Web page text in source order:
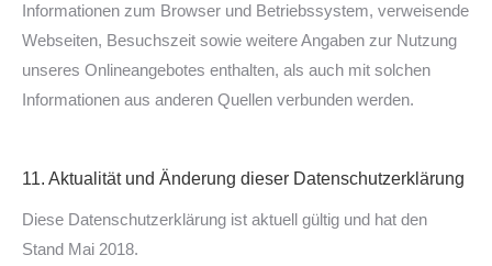
Informationen zum Browser und Betriebssystem, verweisende
Webseiten, Besuchszeit sowie weitere Angaben zur Nutzung
unseres Onlineangebotes enthalten, als auch mit solchen
Informationen aus anderen Quellen verbunden werden.
11. Aktualität und Änderung dieser Datenschutzerklärung
Diese Datenschutzerklärung ist aktuell gültig und hat den
Stand Mai 2018.